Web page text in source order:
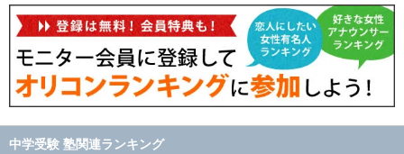
中学受験 塾関連ランキング